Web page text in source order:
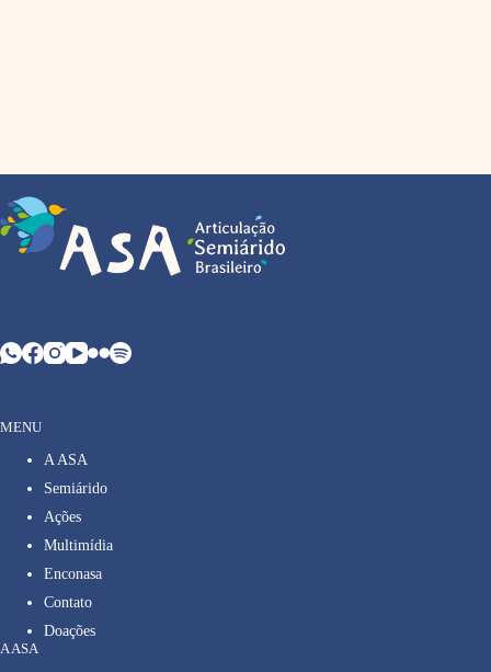
MENU
A ASA
Semiárido
Ações
Multimídia
Enconasa
Contato
Doações
A ASA